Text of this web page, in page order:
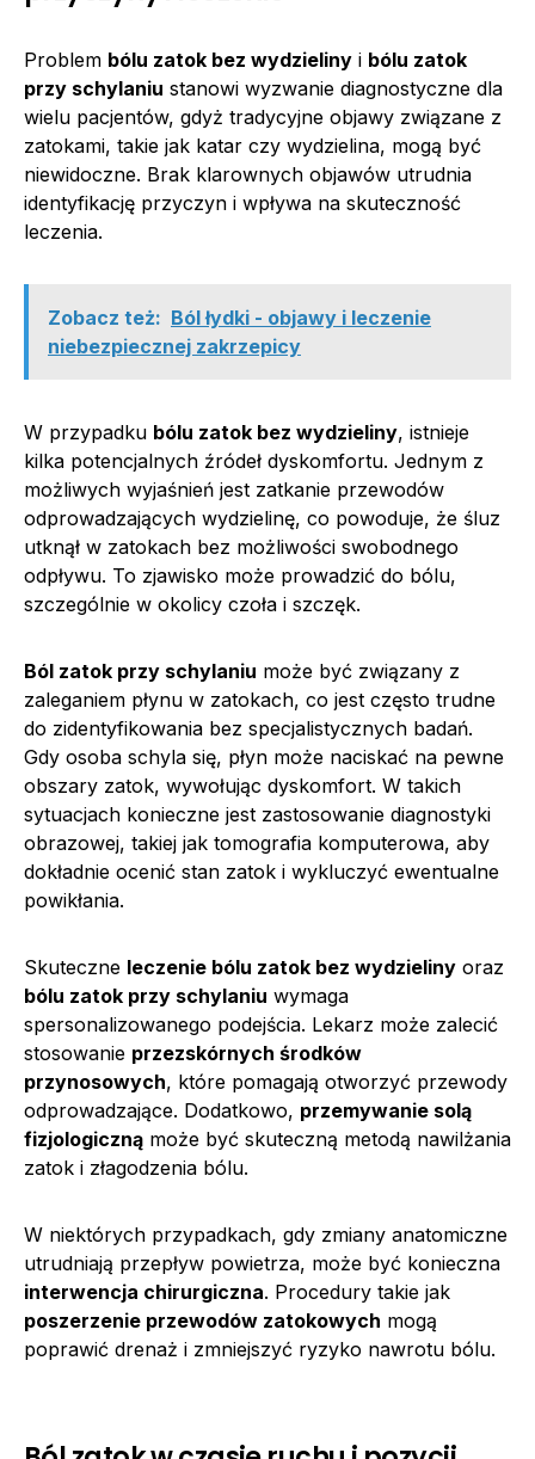
Problem bólu zatok bez wydzieliny i bólu zatok
przy schylaniu stanowi wyzwanie diagnostyczne dla
wielu pacjentów, gdyż tradycyjne objawy związane z
zatokami, takie jak katar czy wydzielina, mogą być
niewidoczne. Brak klarownych objawów utrudnia
identyfikację przyczyn i wpływa na skuteczność
leczenia.
Zobacz też: Ból łydki - objawy i leczenie
niebezpiecznej zakrzepicy
W przypadku bólu zatok bez wydzieliny, istnieje
kilka potencjalnych źródeł dyskomfortu. Jednym z
możliwych wyjaśnień jest zatkanie przewodów
odprowadzających wydzielinę, co powoduje, że śluz
utknął w zatokach bez możliwości swobodnego
odpływu. To zjawisko może prowadzić do bólu,
szczególnie w okolicy czoła i szczęk.
Ból zatok przy schylaniu może być związany z
zaleganiem płynu w zatokach, co jest często trudne
do zidentyfikowania bez specjalistycznych badań.
Gdy osoba schyla się, płyn może naciskać na pewne
obszary zatok, wywołując dyskomfort. W takich
sytuacjach konieczne jest zastosowanie diagnostyki
obrazowej, takiej jak tomografia komputerowa, aby
dokładnie ocenić stan zatok i wykluczyć ewentualne
powikłania.
Skuteczne leczenie bólu zatok bez wydzieliny oraz
bólu zatok przy schylaniu wymaga
spersonalizowanego podejścia. Lekarz może zalecić
stosowanie przezskórnych środków
przynosowych, które pomagają otworzyć przewody
odprowadzające. Dodatkowo, przemywanie solą
fizjologiczną może być skuteczną metodą nawilżania
zatok i złagodzenia bólu.
W niektórych przypadkach, gdy zmiany anatomiczne
utrudniają przepływ powietrza, może być konieczna
interwencja chirurgiczna. Procedury takie jak
poszerzenie przewodów zatokowych mogą
poprawić drenaż i zmniejszyć ryzyko nawrotu bólu.